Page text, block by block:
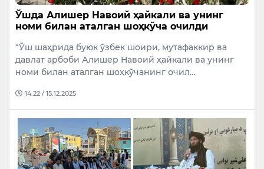
Ўшда Алишер Навоий ҳайкали ва унинг
номи билан аталган шоҳкўча очилди
“Ўш шаҳрида буюк ўзбек шоири, мутафаккир ва
давлат арбоби Алишер Навоий ҳайкали ва унинг
номи билан аталган шоҳкўчанинг очил…
14:22 / 15.12.2025